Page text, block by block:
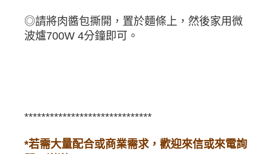
◎請將肉醬包撕開，置於麵條上，然後家用微
波爐700W 4分鐘即可。
******************************
*若需大量配合或商業需求，歡迎來信或來電詢